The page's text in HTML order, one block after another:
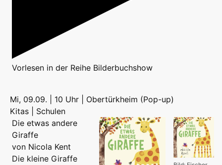
Vorlesen in der Reihe Bilderbuchshow
Mi, 09.09. | 10 Uhr | Obertürkheim (Pop-up)
Kitas | Schulen
Die etwas andere
Giraffe
von Nicola Kent
Die kleine Giraffe